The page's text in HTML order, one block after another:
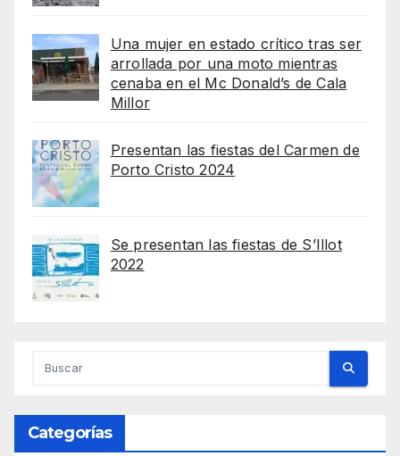
Una mujer en estado crítico tras ser
arrollada por una moto mientras
cenaba en el Mc Donald’s de Cala
Millor
Presentan las fiestas del Carmen de
Porto Cristo 2024
Se presentan las fiestas de S’Illot
2022
Categorías